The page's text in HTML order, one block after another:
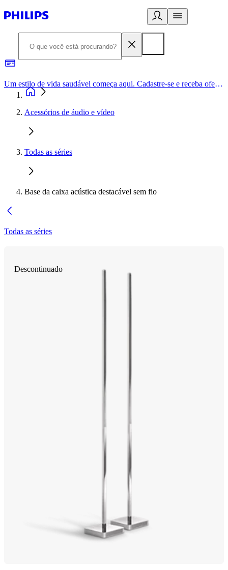
Um estilo de vida saudável começa aqui. Cadastre-se e receba ofertas exclusivas.
Acessórios de áudio e vídeo
Todas as séries
Base da caixa acústica destacável sem fio
Todas as séries
Descontinuado